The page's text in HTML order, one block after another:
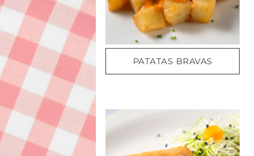
PATATAS BRAVAS